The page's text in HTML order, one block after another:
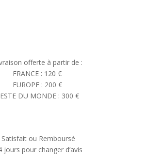
offerte à partir de :
FRANCE : 120 €
EUROPE : 200 €
DU MONDE : 300 €
Satisfait ou Remboursé
jours pour changer d’avis